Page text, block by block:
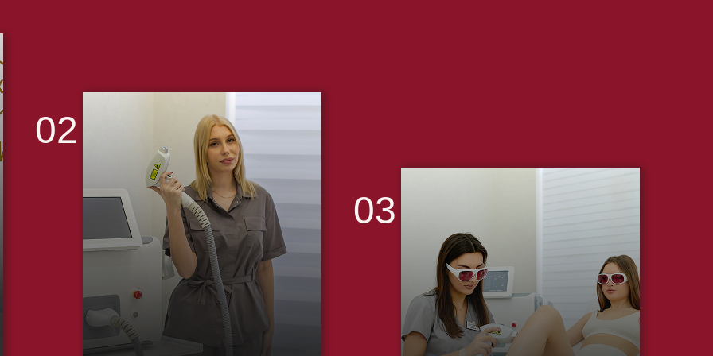
03
Мастер очищает кожу, при
02
Мастер задаст вопросы, ответы
на которые помогут провести
эпиляцию максимально
эффективно. Специалист